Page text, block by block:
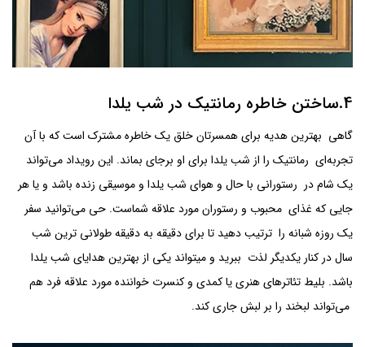
4.ساختن خاطره رمانتیک در شب یلدا
گاهی بهترین هدیه برای همسرتان خلق یک خاطره مشترک است که با آن
تجربه‌ای رمانتیک را از شب یلدا برای او برجای بماند. این رویداد می‌تواند
یک شام در رستورانی با حال و هوای شب یلدا و موسیقی زنده باشد و یا هر
جایی که غذای محبوب و رستوران مورد علاقه شماست. حی می‌توانید سفر
یک روزه شبانه را ترتیب دهید تا برای دقیقه به دقیقه طولانی ترین شب
سال در کنار یکدیگر لذت ببرید و میتواند یکی از بهترین هدایای شب یلدا
باشد. بلیط تئاترهای هنری یا کمدی و کنسرت خواننده مورد علاقه فرد هم
می‌تواند لبخند را بر لبش جاری کند.